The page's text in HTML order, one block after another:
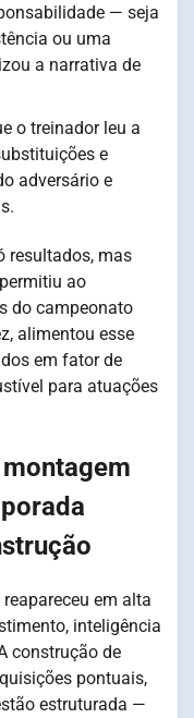
— seja
ou uma
a narrativa de
o treinador leu a
e
adversário e
resultados, mas
ao
do campeonato
alimentou esse
em fator de
para atuações
em alta
inteligência
construção de
pontuais,
estruturada —